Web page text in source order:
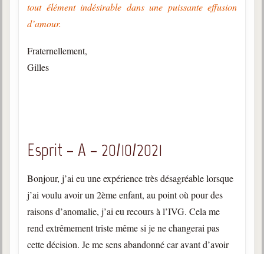
tout élément indésirable dans une puissante effusion
d’amour.
Fraternellement,
Gilles
Esprit – A – 20/10/2021
Bonjour, j’ai eu une expérience très désagréable lorsque
j’ai voulu avoir un 2ème enfant, au point où pour des
raisons d’anomalie, j’ai eu recours à l’IVG. Cela me
rend extrêmement triste même si je ne changerai pas
cette décision. Je me sens abandonné car avant d’avoir